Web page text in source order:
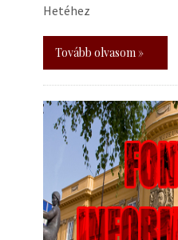
Hetéhez
Tovább olvasom »